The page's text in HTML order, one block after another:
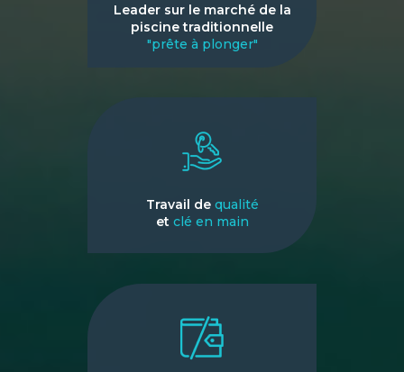
Leader sur le marché de la
piscine traditionnelle
"prête à plonger"
Travail de qualité
et clé en main